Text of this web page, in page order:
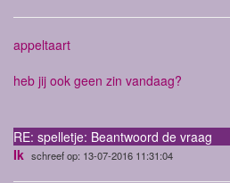
appeltaart
heb jij ook geen zin vandaag?
RE: spelletje: Beantwoord de vraag
Ik schreef op: 13-07-2016 11:31:04